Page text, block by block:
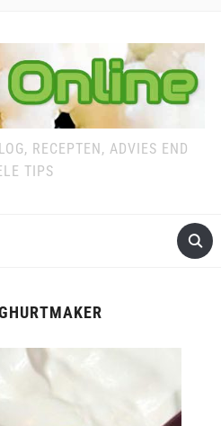
RECEPTEN, ADVIES END
TIPS